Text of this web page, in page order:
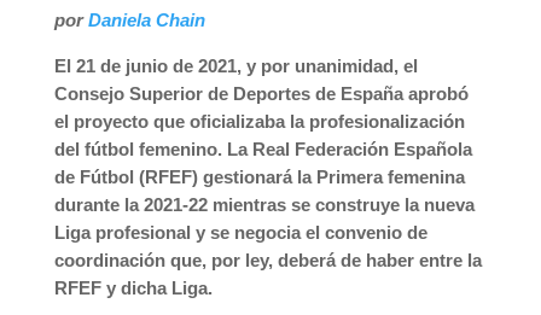
porDaniela Chain
El 21 de junio de 2021, y por unanimidad, el
Consejo Superior de Deportes de España aprobó
el proyecto que oficializaba la profesionalización
del fútbol femenino. La Real Federación Española
de Fútbol (RFEF) gestionará la Primera femenina
durante la 2021-22 mientras se construye la nueva
Liga profesional y se negocia el convenio de
coordinación que, por ley, deberá de haber entre la
RFEF y dicha Liga.